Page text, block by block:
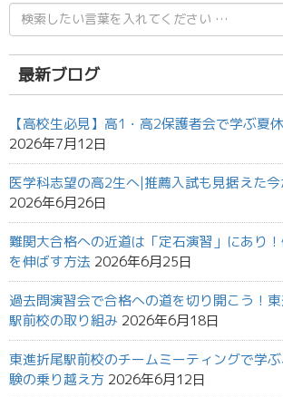
検
索
結
果:
最新ブログ
【高校生必見】高1・高2保護者会で学ぶ夏
2026年7月12日
医学科志望の高2生へ|推薦入試も見据えた
2026年6月26日
難関大合格への近道は「定石演習」にあり
を伸ばす方法 2026年6月25日
過去問演習会で合格への道を切り開こう！
駅前校の取り組み 2026年6月18日
東進折尾駅前校のチームミーティングで学
験の乗り越え方 2026年6月12日